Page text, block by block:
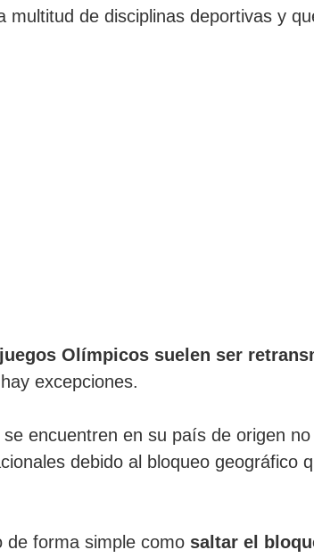
multitud de disciplinas deportivas y
Olímpicos suelen ser
excepciones.
encuentren en su país de origen
debido al bloqueo geográfico
de forma simple como saltar el